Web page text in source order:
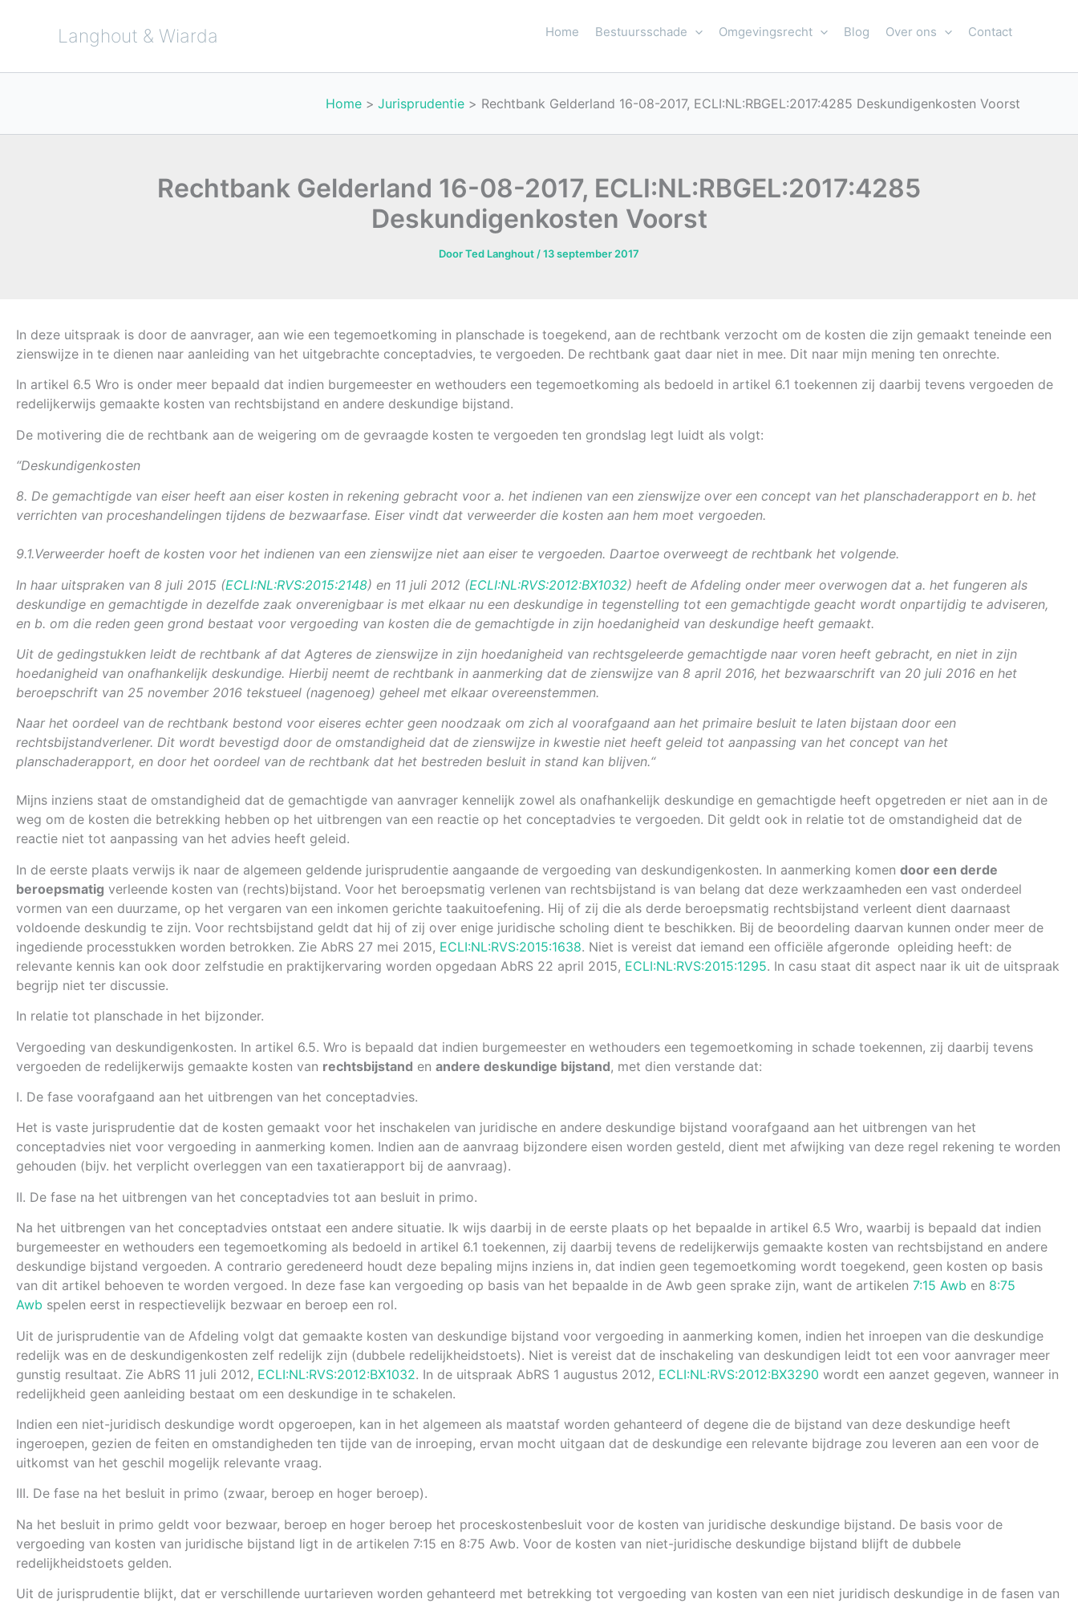
Langhout & Wiarda Home Bestuursschade Omgevingsrecht Blog Over ons Contact
Home Jurisprudentie Rechtbank Gelderland 16-08-2017, ECLI:NL:RBGEL:2017:4285 Deskundigenkosten Voorst
Rechtbank Gelderland 16-08-2017, ECLI:NL:RBGEL:2017:4285
Deskundigenkosten Voorst
DoorTed Langhout /13 september 2017
In deze uitspraak is door de aanvrager, aan wie een tegemoetkoming in planschade is toegekend, aan de rechtbank verzocht om de kosten die zijn gemaakt teneinde een
zienswijze in te dienen naar aanleiding van het uitgebrachte conceptadvies, te vergoeden. De rechtbank gaat daar niet in mee. Dit naar mijn mening ten onrechte.
In artikel 6.5 Wro is onder meer bepaald dat indien burgemeester en wethouders een tegemoetkoming als bedoeld in artikel 6.1 toekennen zij daarbij tevens vergoeden de
redelijkerwijs gemaakte kosten van rechtsbijstand en andere deskundige bijstand.
De motivering die de rechtbank aan de weigering om de gevraagde kosten te vergoeden ten grondslag legt luidt als volgt:
“Deskundigenkosten
8. De gemachtigde van eiser heeft aan eiser kosten in rekening gebracht voor a. het indienen van een zienswijze over een concept van het planschaderapport en b. het
verrichten van proceshandelingen tijdens de bezwaarfase. Eiser vindt dat verweerder die kosten aan hem moet vergoeden.
9.1.Verweerder hoeft de kosten voor het indienen van een zienswijze niet aan eiser te vergoeden. Daartoe overweegt de rechtbank het volgende.
In haar uitspraken van 8 juli 2015 (ECLI:NL:RVS:2015:2148) en 11 juli 2012 (ECLI:NL:RVS:2012:BX1032) heeft de Afdeling onder meer overwogen dat a. het fungeren als
deskundige en gemachtigde in dezelfde zaak onverenigbaar is met elkaar nu een deskundige in tegenstelling tot een gemachtigde geacht wordt onpartijdig te adviseren,
en b. om die reden geen grond bestaat voor vergoeding van kosten die de gemachtigde in zijn hoedanigheid van deskundige heeft gemaakt.
Uit de gedingstukken leidt de rechtbank af dat Agteres de zienswijze in zijn hoedanigheid van rechtsgeleerde gemachtigde naar voren heeft gebracht, en niet in zijn
hoedanigheid van onafhankelijk deskundige. Hierbij neemt de rechtbank in aanmerking dat de zienswijze van 8 april 2016, het bezwaarschrift van 20 juli 2016 en het
beroepschrift van 25 november 2016 tekstueel (nagenoeg) geheel met elkaar overeenstemmen.
Naar het oordeel van de rechtbank bestond voor eiseres echter geen noodzaak om zich al voorafgaand aan het primaire besluit te laten bijstaan door een
rechtsbijstandverlener. Dit wordt bevestigd door de omstandigheid dat de zienswijze in kwestie niet heeft geleid tot aanpassing van het concept van het
planschaderapport, en door het oordeel van de rechtbank dat het bestreden besluit in stand kan blijven.“
Mijns inziens staat de omstandigheid dat de gemachtigde van aanvrager kennelijk zowel als onafhankelijk deskundige en gemachtigde heeft opgetreden er niet aan in de
weg om de kosten die betrekking hebben op het uitbrengen van een reactie op het conceptadvies te vergoeden. Dit geldt ook in relatie tot de omstandigheid dat de
reactie niet tot aanpassing van het advies heeft geleid.
In de eerste plaats verwijs ik naar de algemeen geldende jurisprudentie aangaande de vergoeding van deskundigenkosten. In aanmerking komen door een derde
beroepsmatig verleende kosten van (rechts)bijstand. Voor het beroepsmatig verlenen van rechtsbijstand is van belang dat deze werkzaamheden een vast onderdeel
vormen van een duurzame, op het vergaren van een inkomen gerichte taakuitoefening. Hij of zij die als derde beroepsmatig rechtsbijstand verleent dient daarnaast
voldoende deskundig te zijn. Voor rechtsbijstand geldt dat hij of zij over enige juridische scholing dient te beschikken. Bij de beoordeling daarvan kunnen onder meer de
ingediende processtukken worden betrokken. Zie AbRS 27 mei 2015, ECLI:NL:RVS:2015:1638. Niet is vereist dat iemand een officiële afgeronde opleiding heeft: de
relevante kennis kan ook door zelfstudie en praktijkervaring worden opgedaan AbRS 22 april 2015, ECLI:NL:RVS:2015:1295. In casu staat dit aspect naar ik uit de uitspraak
begrijp niet ter discussie.
In relatie tot planschade in het bijzonder.
Vergoeding van deskundigenkosten. In artikel 6.5. Wro is bepaald dat indien burgemeester en wethouders een tegemoetkoming in schade toekennen, zij daarbij tevens
vergoeden de redelijkerwijs gemaakte kosten van rechtsbijstand en andere deskundige bijstand, met dien verstande dat:
I. De fase voorafgaand aan het uitbrengen van het conceptadvies.
Het is vaste jurisprudentie dat de kosten gemaakt voor het inschakelen van juridische en andere deskundige bijstand voorafgaand aan het uitbrengen van het
conceptadvies niet voor vergoeding in aanmerking komen. Indien aan de aanvraag bijzondere eisen worden gesteld, dient met afwijking van deze regel rekening te worden
gehouden (bijv. het verplicht overleggen van een taxatierapport bij de aanvraag).
II. De fase na het uitbrengen van het conceptadvies tot aan besluit in primo.
Na het uitbrengen van het conceptadvies ontstaat een andere situatie. Ik wijs daarbij in de eerste plaats op het bepaalde in artikel 6.5 Wro, waarbij is bepaald dat indien
burgemeester en wethouders een tegemoetkoming als bedoeld in artikel 6.1 toekennen, zij daarbij tevens de redelijkerwijs gemaakte kosten van rechtsbijstand en andere
deskundige bijstand vergoeden. A contrario geredeneerd houdt deze bepaling mijns inziens in, dat indien geen tegemoetkoming wordt toegekend, geen kosten op basis
van dit artikel behoeven te worden vergoed. In deze fase kan vergoeding op basis van het bepaalde in de Awb geen sprake zijn, want de artikelen 7:15 Awb en 8:75
Awb spelen eerst in respectievelijk bezwaar en beroep een rol.
Uit de jurisprudentie van de Afdeling volgt dat gemaakte kosten van deskundige bijstand voor vergoeding in aanmerking komen, indien het inroepen van die deskundige
redelijk was en de deskundigenkosten zelf redelijk zijn (dubbele redelijkheidstoets). Niet is vereist dat de inschakeling van deskundigen leidt tot een voor aanvrager meer
gunstig resultaat. Zie AbRS 11 juli 2012, ECLI:NL:RVS:2012:BX1032. In de uitspraak AbRS 1 augustus 2012, ECLI:NL:RVS:2012:BX3290 wordt een aanzet gegeven, wanneer in
redelijkheid geen aanleiding bestaat om een deskundige in te schakelen.
Indien een niet-juridisch deskundige wordt opgeroepen, kan in het algemeen als maatstaf worden gehanteerd of degene die de bijstand van deze deskundige heeft
ingeroepen, gezien de feiten en omstandigheden ten tijde van de inroeping, ervan mocht uitgaan dat de deskundige een relevante bijdrage zou leveren aan een voor de
uitkomst van het geschil mogelijk relevante vraag.
III. De fase na het besluit in primo (zwaar, beroep en hoger beroep).
Na het besluit in primo geldt voor bezwaar, beroep en hoger beroep het proceskostenbesluit voor de kosten van juridische deskundige bijstand. De basis voor de
vergoeding van kosten van juridische bijstand ligt in de artikelen 7:15 en 8:75 Awb. Voor de kosten van niet-juridische deskundige bijstand blijft de dubbele
redelijkheidstoets gelden.
Uit de jurisprudentie blijkt, dat er verschillende uurtarieven worden gehanteerd met betrekking tot vergoeding van kosten van een niet juridisch deskundige in de fasen van